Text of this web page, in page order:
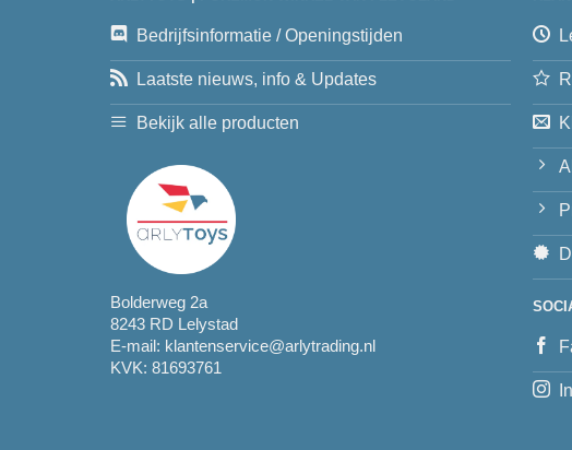
Bedrijfsinformatie / Openingstijden
Laatste nieuws, info & Updates
Bekijk alle producten
Bolderweg 2a
8243 RD Lelystad
E-mail: klantenservice@arlytrading.nl
KVK: 81693761